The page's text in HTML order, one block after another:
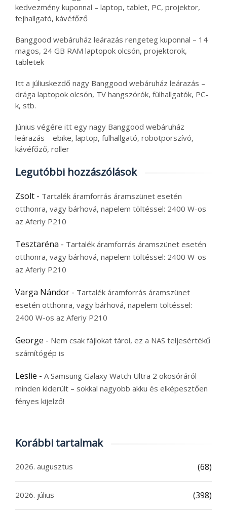
kedvezmény kuponnal – laptop, tablet, PC, projektor,
fejhallgató, kávéfőző
Banggood webáruház leárazás rengeteg kuponnal – 14
magos, 24 GB RAM laptopok olcsón, projektorok,
tabletek
Itt a júliuskezdő nagy Banggood webáruház leárazás –
drága laptopok olcsón, TV hangszórók, fülhallgatók, PC-
k, stb.
Június végére itt egy nagy Banggood webáruház
leárazás – ebike, laptop, fülhallgató, robotporszívó,
kávéfőző, roller
Legutóbbi hozzászólások
Zsolt - Tartalék áramforrás áramszünet esetén
otthonra, vagy bárhová, napelem töltéssel: 2400 W-os
az Aferiy P210
Tesztaréna - Tartalék áramforrás áramszünet esetén
otthonra, vagy bárhová, napelem töltéssel: 2400 W-os
az Aferiy P210
Varga Nándor - Tartalék áramforrás áramszünet
esetén otthonra, vagy bárhová, napelem töltéssel:
2400 W-os az Aferiy P210
George - Nem csak fájlokat tárol, ez a NAS teljesértékű
számítógép is
Leslie - A Samsung Galaxy Watch Ultra 2 okosóráról
minden kiderült – sokkal nagyobb akku és elképesztően
fényes kijelző!
Korábbi tartalmak
2026. augusztus (68)
2026. július (398)